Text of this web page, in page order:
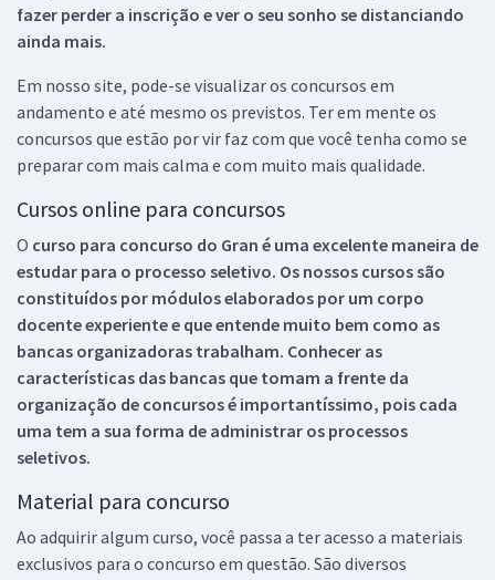
fazer perder a inscrição e ver o seu sonho se distanciando
ainda mais.
Em nosso site, pode-se visualizar os concursos em
andamento e até mesmo os previstos. Ter em mente os
concursos que estão por vir faz com que você tenha como se
preparar com mais calma e com muito mais qualidade.
Cursos online para concursos
O curso para concurso do Gran é uma excelente maneira de
estudar para o processo seletivo. Os nossos cursos são
constituídos por módulos elaborados por um corpo
docente experiente e que entende muito bem como as
bancas organizadoras trabalham. Conhecer as
características das bancas que tomam a frente da
organização de concursos é importantíssimo, pois cada
uma tem a sua forma de administrar os processos
seletivos.
Material para concurso
Ao adquirir algum curso, você passa a ter acesso a materiais
exclusivos para o concurso em questão. São diversos